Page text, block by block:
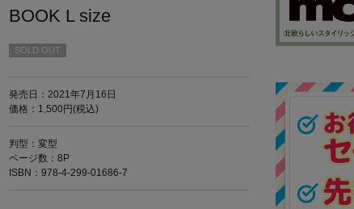
BOOK L size
SOLD OUT
発売日：2021年7月16日
価格：1,500円(税込)
判型：変型
ページ数：8P
ISBN：978-4-299-01686-7